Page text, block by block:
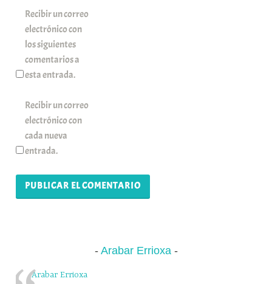
Recibir un correo
electrónico con
los siguientes
comentarios a
esta entrada.
Recibir un correo
electrónico con
cada nueva
entrada.
Arabar Errioxa
Arabar Errioxa